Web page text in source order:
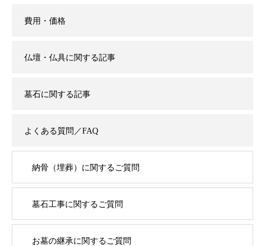
費用・価格
仏壇・仏具に関する記事
墓石に関する記事
よくある質問／FAQ
納骨（埋葬）に関するご質問
墓石工事に関するご質問
お墓の継承に関するご質問